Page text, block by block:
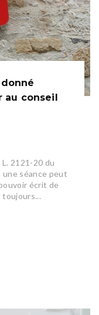
au conseil
2121-20 du
une séance peut
écrit de